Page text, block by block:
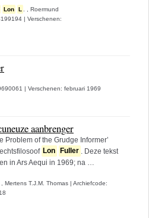
Lon L . , Roermund
| Verschenen:
Verschenen: februari 1969
aanbrenger
Problem of the Grudge Informer’
Lon Fuller
. Deze tekst
in Ars Aequi in 1969; na …
Mertens T.J.M. Thomas | Archiefcode: